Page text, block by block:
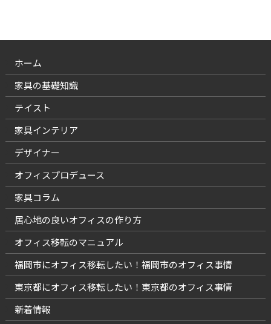
ホーム
家具の基礎知識
テイスト
家具インテリア
デザイナー
オフィスプロデュース
家具コラム
居心地の良いオフィスの作り方
オフィス移転のマニュアル
福岡市にオフィス移転したい！福岡市のオフィス事情
東京都にオフィス移転したい！東京都のオフィス事情
新着情報